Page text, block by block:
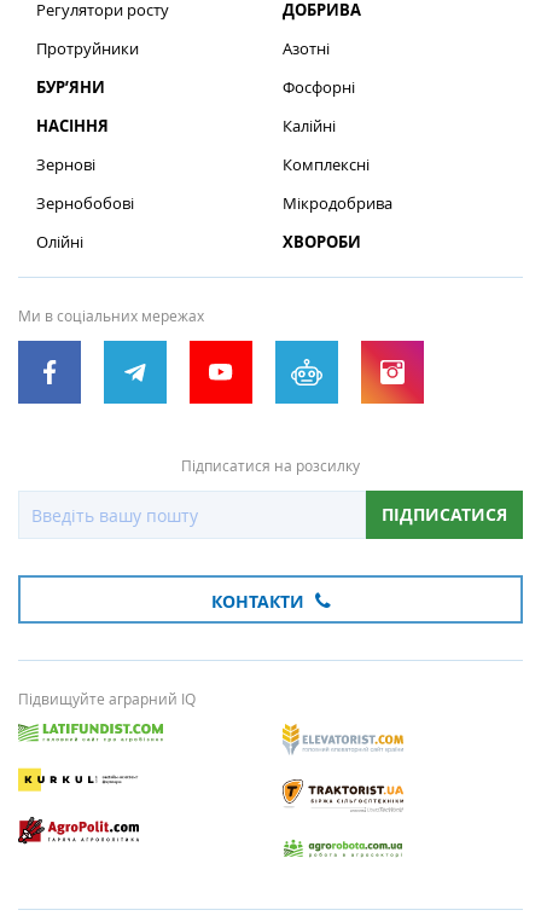
Регулятори росту
Протруйники
БУР’ЯНИ
НАСІННЯ
Зернові
Зернобобові
Олійні
ДОБРИВА
Азотні
Фосфорні
Калійні
Комплексні
Мікродобрива
ХВОРОБИ
Ми в соціальних мережах
Підписатися на розсилку
ПІДПИСАТИСЯ
КОНТАКТИ
Підвищуйте аграрний IQ